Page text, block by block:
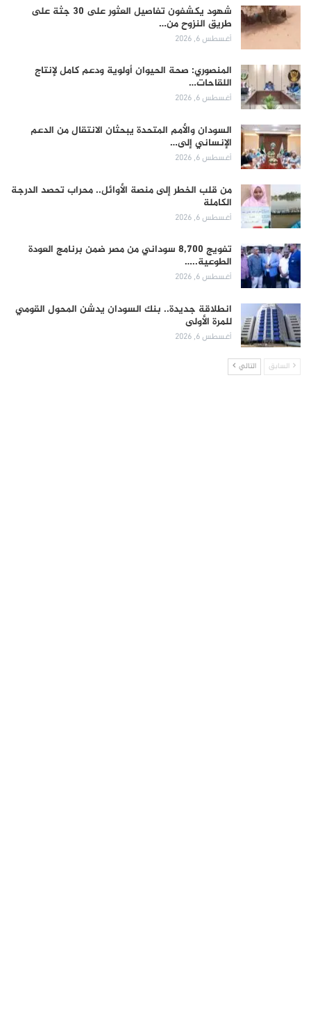
شهود يكشفون تفاصيل العثور على 30 جثة على
طريق النزوح من…
أغسطس 6, 2026
المنصوري: صحة الحيوان أولوية ودعم كامل لإنتاج
اللقاحات…
أغسطس 6, 2026
السودان والأمم المتحدة يبحثان الانتقال من الدعم
الإنساني إلى…
أغسطس 6, 2026
من قلب الخطر إلى منصة الأوائل.. محراب تحصد الدرجة
الكاملة
أغسطس 6, 2026
تفويج 8,700 سوداني من مصر ضمن برنامج العودة
الطوعية..…
أغسطس 6, 2026
انطلاقة جديدة.. بنك السودان يدشن المحول القومي
للمرة الأولى
أغسطس 6, 2026
السابق التالي